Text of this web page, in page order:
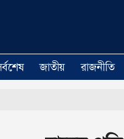
জাতীয় রাজনীতি